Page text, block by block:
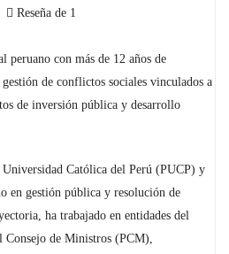
Reseña de 1
peruano con más de 12 años de
de conflictos sociales vinculados a
de inversión pública y desarrollo
Católica del Perú (PUCP) y
en gestión pública y resolución de
ha trabajado en entidades del
Consejo de Ministros (PCM),